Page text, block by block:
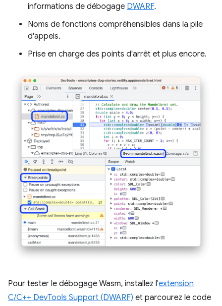
informations de débogage DWARF.
Noms de fonctions compréhensibles dans la pile
d'appels.
Prise en charge des points d'arrêt et plus encore.
Pour tester le débogage Wasm, installez l'extension
C/C++ DevTools Support (DWARF) et parcourez le code